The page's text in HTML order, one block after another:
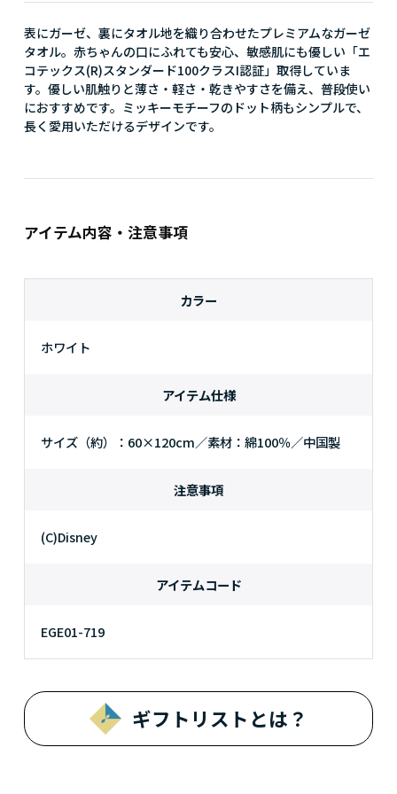
表にガーゼ、裏にタオル地を織り合わせたプレミアムなガーゼ
タオル。赤ちゃんの口にふれても安心、敏感肌にも優しい「エ
コテックス(R)スタンダード100クラスI認証」取得していま
す。優しい肌触りと薄さ・軽さ・乾きやすさを備え、普段使い
におすすめです。ミッキーモチーフのドット柄もシンプルで、
長く愛用いただけるデザインです。
アイテム内容・注意事項
カラー
ホワイト
アイテム仕様
サイズ（約）：60×120cm／素材：綿100％／中国製
注意事項
(C)Disney
アイテムコード
EGE01-719
ギフトリストとは？